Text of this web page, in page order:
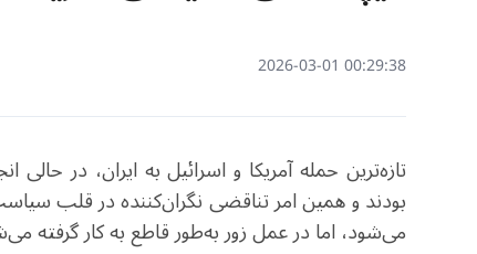
00:29:38 2026-03-01
تازه‌ترین حمله آمریکا و اسرائیل به ایران، در
بودند و همین امر تناقضی نگران‌کننده در قلب
می‌شود، اما در عمل زور به‌طور قاطع به کار گرفته